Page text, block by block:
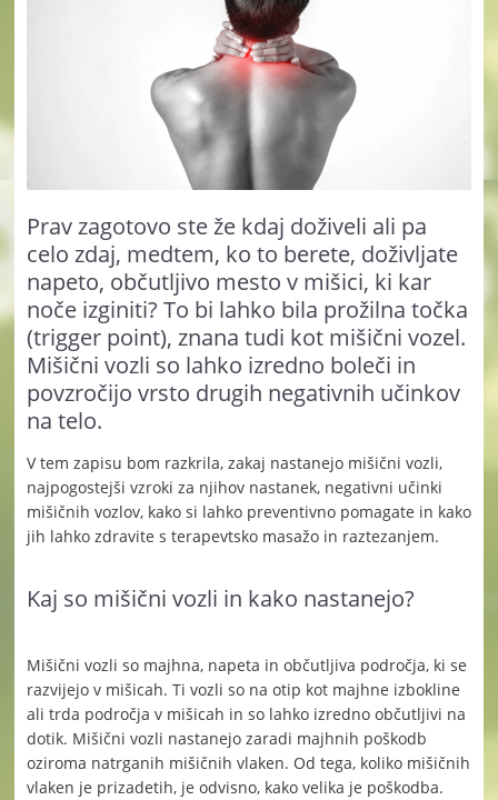
Prav zagotovo ste že kdaj doživeli ali pa
celo zdaj, medtem, ko to berete, doživljate
napeto, občutljivo mesto v mišici, ki kar
noče izginiti? To bi lahko bila prožilna točka
(trigger point), znana tudi kot mišični vozel.
Mišični vozli so lahko izredno boleči in
povzročijo vrsto drugih negativnih učinkov
na telo.
V tem zapisu bom razkrila, zakaj nastanejo mišični vozli,
najpogostejši vzroki za njihov nastanek, negativni učinki
mišičnih vozlov, kako si lahko preventivno pomagate in kako
jih lahko zdravite s terapevtsko masažo in raztezanjem.
Kaj so mišični vozli in kako nastanejo?
Mišični vozli so majhna, napeta in občutljiva področja, ki se
razvijejo v mišicah. Ti vozli so na otip kot majhne izbokline
ali trda področja v mišicah in so lahko izredno občutljivi na
dotik. Mišični vozli nastanejo zaradi majhnih poškodb
oziroma natrganih mišičnih vlaken. Od tega, koliko mišičnih
vlaken je prizadetih, je odvisno, kako velika je poškodba.